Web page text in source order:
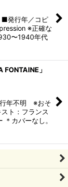
発行年／コピ
※正確な
〜1940年代
」
年不明 ※おそ
ト：フランス
カバーなし。